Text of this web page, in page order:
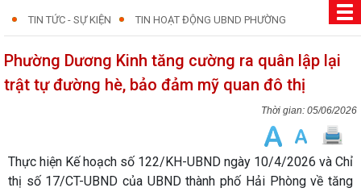
TIN TỨC - SỰ KIỆN TIN HOẠT ĐỘNG UBND PHƯỜNG
Phường Dương Kinh tăng cường ra quân lập lại
trật tự đường hè, bảo đảm mỹ quan đô thị
05/06/2026
Thực hiện Kế hoạch số 122/KH-UBND ngày 10/4/2026 và Chỉ
thị số 17/CT-UBND của UBND thành phố Hải Phòng về tăng